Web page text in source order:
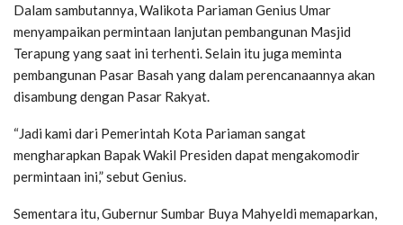
Dalam sambutannya, Walikota Pariaman Genius Umar
menyampaikan permintaan lanjutan pembangunan Masjid
Terapung yang saat ini terhenti. Selain itu juga meminta
pembangunan Pasar Basah yang dalam perencanaannya akan
disambung dengan Pasar Rakyat.
“Jadi kami dari Pemerintah Kota Pariaman sangat
mengharapkan Bapak Wakil Presiden dapat mengakomodir
permintaan ini,” sebut Genius.
Sementara itu, Gubernur Sumbar Buya Mahyeldi memaparkan,